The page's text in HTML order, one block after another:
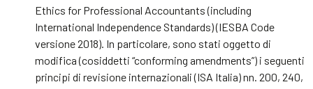
Ethics for Professional Accountants (including
International Independence Standards) (IESBA Code
versione 2018). In particolare, sono stati oggetto di
modifica (cosiddetti “conforming amendments”) i seguenti
principi di revisione internazionali (ISA Italia) nn. 200, 240,